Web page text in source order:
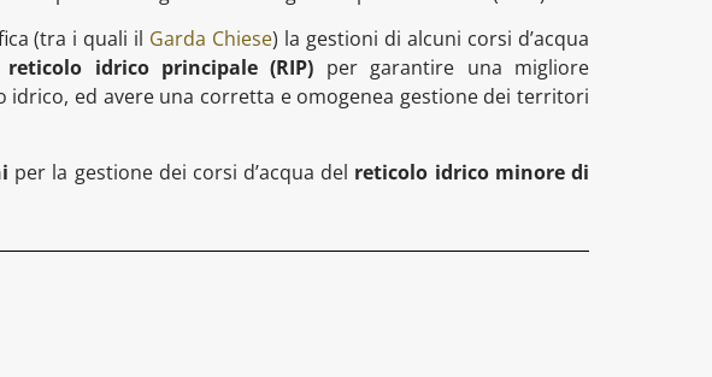
(tra i quali il Garda Chiese) la gestioni di alcuni corsi d’acqua
reticolo idrico principale (RIP) per garantire una migliore
ed avere una corretta e omogenea gestione dei territori
per la gestione dei corsi d’acqua del reticolo idrico minore di